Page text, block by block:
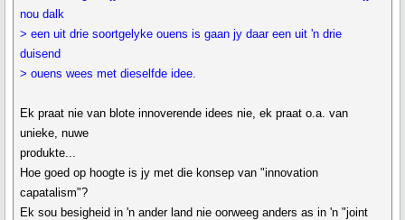
nou dalk
> een uit drie soortgelyke ouens is gaan jy daar een uit 'n drie
duisend
> ouens wees met dieselfde idee.
Ek praat nie van blote innoverende idees nie, ek praat o.a. van
unieke, nuwe
produkte...
Hoe goed op hoogte is jy met die konsep van "innovation
capatalism"?
Ek sou besigheid in 'n ander land nie oorweeg anders as in 'n "joint